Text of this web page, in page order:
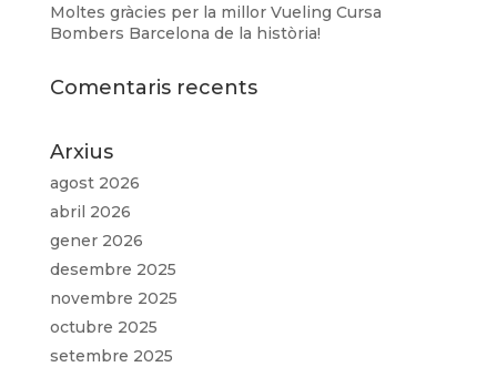
Moltes gràcies per la millor Vueling Cursa
Bombers Barcelona de la història!
Comentaris recents
Arxius
agost 2026
abril 2026
gener 2026
desembre 2025
novembre 2025
octubre 2025
setembre 2025